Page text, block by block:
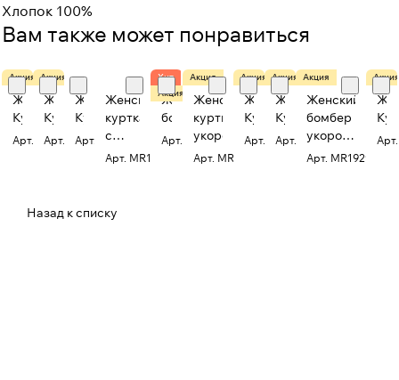
Хлопок 100%
Вам также может понравиться
Акция
Женская
Куртка
Арт. MR7085M
Акция
Женская
Куртка
Арт. MR7085M
Женская
Куртка
Арт. MR712M
Женская
куртка
с
рваным
Арт. MR1250MC
Хит
Акция
Женский
бомбер
Арт. MR19261M
Акция
Женская
куртка
укороченная
Арт. MR19089MCS
Акция
Женская
Куртка
Арт. MR19325M
Акция
Женская
Куртка
Арт. MR19318M
Акция
Женский
бомбер
укороченный
на
Арт. MR19296M
Назад к списку